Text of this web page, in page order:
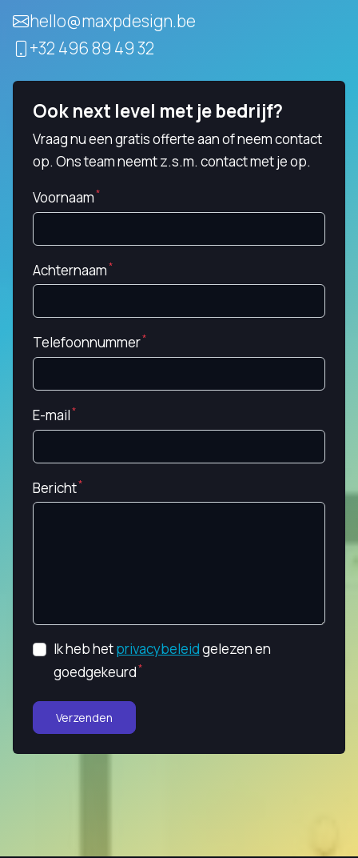
hello@maxpdesign.be
+32 496 89 49 32
Ook next level met je bedrijf?
Vraag nu een gratis offerte aan of neem contact
op. Ons team neemt z.s.m. contact met je op.
Voornaam
Achternaam
Telefoonnummer
E-mail
Bericht
Ik heb hetprivacybeleidgelezen en
goedgekeurd
Verzenden